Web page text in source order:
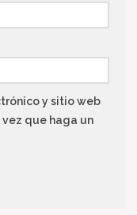
y sitio web
que haga un